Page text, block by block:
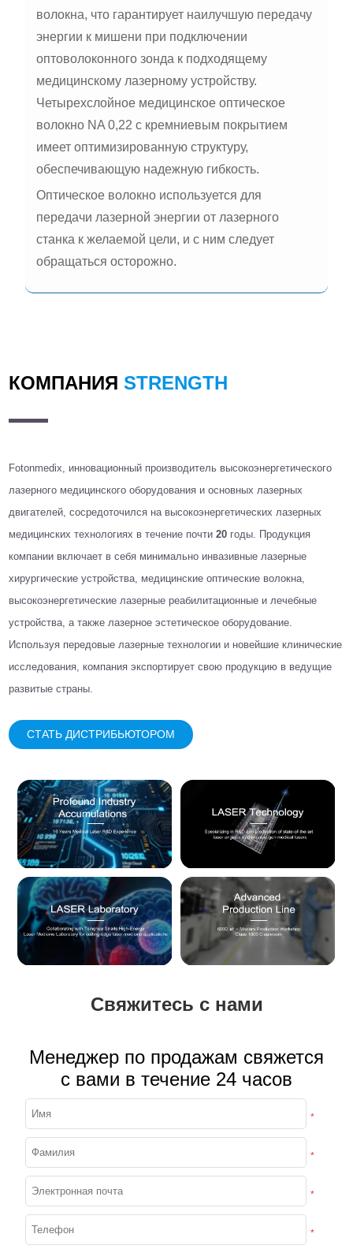
волокна, что гарантирует наилучшую передачу
энергии к мишени при подключении
оптоволоконного зонда к подходящему
медицинскому лазерному устройству.
Четырехслойное медицинское оптическое
волокно NA 0,22 с кремниевым покрытием
имеет оптимизированную структуру,
обеспечивающую надежную гибкость.
Оптическое волокно используется для
передачи лазерной энергии от лазерного
станка к желаемой цели, и с ним следует
обращаться осторожно.
КОМПАНИЯSTRENGTH
Fotonmedix, инновационный производитель высокоэнергетического
лазерного медицинского оборудования и основных лазерных
двигателей, сосредоточился на высокоэнергетических лазерных
медицинских технологиях в течение почти20 годы. Продукция
компании включает в себя минимально инвазивные лазерные
хирургические устройства, медицинские оптические волокна,
высокоэнергетические лазерные реабилитационные и лечебные
устройства, а также лазерное эстетическое оборудование.
Используя передовые лазерные технологии и новейшие клинические
исследования, компания экспортирует свою продукцию в ведущие
развитые страны.
СТАТЬ ДИСТРИБЬЮТОРОМ
Свяжитесь с нами
Менеджер по продажам свяжется
с вами в течение 24 часов
*
*
*
*